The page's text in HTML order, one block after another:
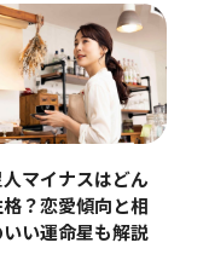
人マイナスはどん
？恋愛傾向と相
いい運命星も解説